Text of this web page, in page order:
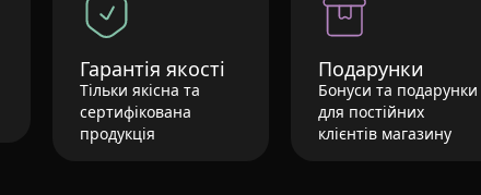
Гарантія якості
Тільки якісна та
сертифікована
продукція
Подарунки
Бонуси та подарунки
для постійних
клієнтів магазину